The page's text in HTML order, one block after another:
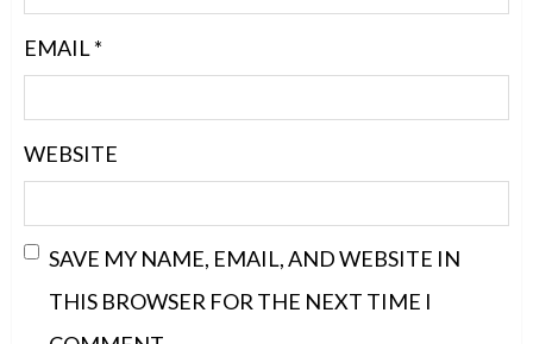
EMAIL*
WEBSITE
SAVE MY NAME, EMAIL, AND WEBSITE IN
THIS BROWSER FOR THE NEXT TIME I